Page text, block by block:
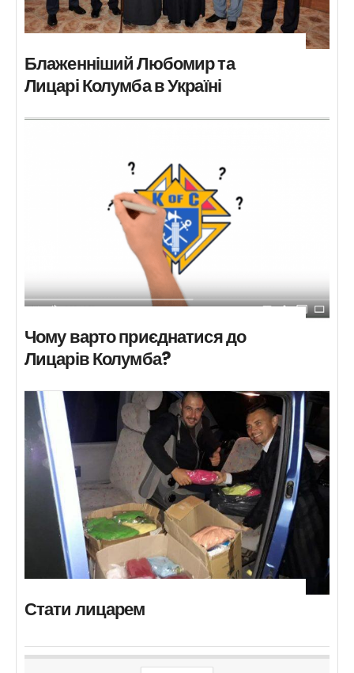
Блаженніший Любомир та
Лицарі Колумба в Україні
Чому варто приєднатися до
Лицарів Колумба?
Стати лицарем